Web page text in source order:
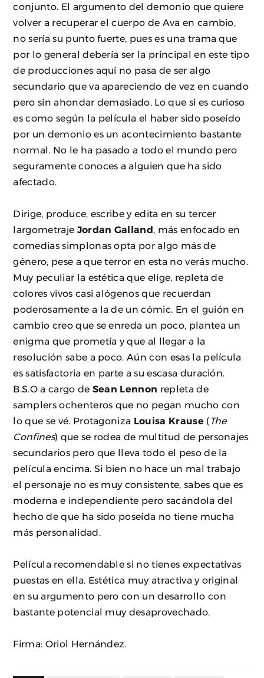
conjunto. El argumento del demonio que quiere
volver a recuperar el cuerpo de Ava en cambio,
no sería su punto fuerte, pues es una trama que
por lo general debería ser la principal en este tipo
de producciones aquí no pasa de ser algo
secundario que va apareciendo de vez en cuando
pero sin ahondar demasiado. Lo que si es curioso
es como según la película el haber sido poseído
por un demonio es un acontecimiento bastante
normal. No le ha pasado a todo el mundo pero
seguramente conoces a alguien que ha sido
afectado.
Dirige, produce, escribe y edita en su tercer
largometraje Jordan Galland
, más enfocado en
comedias simplonas opta por algo más de
género, pese a que terror en esta no verás mucho.
Muy peculiar la estética que elige, repleta de
colores vivos casi alógenos que recuerdan
poderosamente a la de un cómic. En el guión en
cambio creo que se enreda un poco, plantea un
enigma que prometía y que al llegar a la
resolución sabe a poco. Aún con esas la película
es satisfactoria en parte a su escasa duración.
B.S.O a cargo de Sean Lennon repleta de
samplers ochenteros que no pegan mucho con
lo que se vé. Protagoniza Louisa Krause(The
Confines) que se rodea de multitud de personajes
secundarios pero que lleva todo el peso de la
película encima. Si bien no hace un mal trabajo
el personaje no es muy consistente, sabes que es
moderna e independiente pero sacándola del
hecho de que ha sido poseída no tiene mucha
más personalidad.
Película recomendable si no tienes expectativas
puestas en ella. Estética muy atractiva y original
en su argumento pero con un desarrollo con
bastante potencial muy desaprovechado.
Firma: Oriol Hernández.